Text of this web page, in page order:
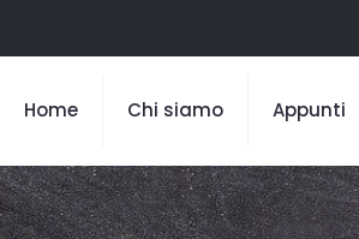
Home Chi siamo Appunti